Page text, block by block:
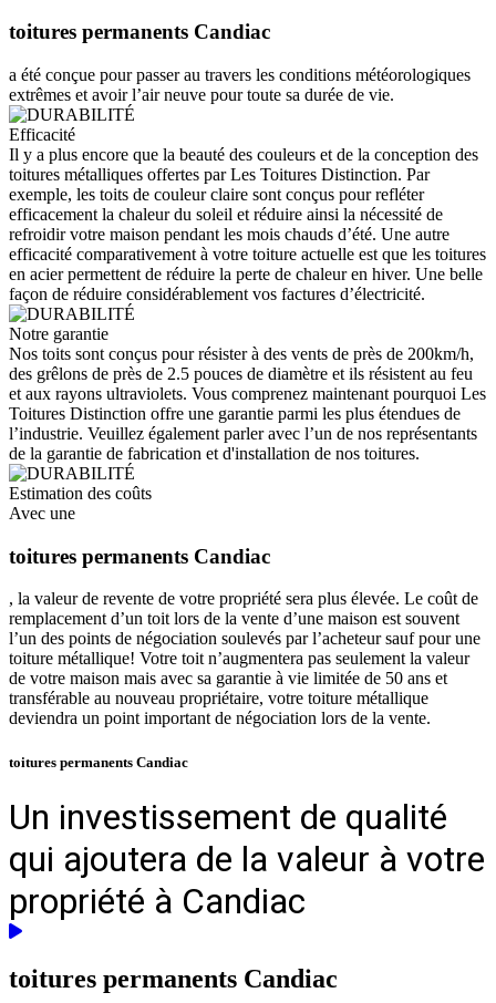
toitures permanents Candiac
a été conçue pour passer au travers les conditions météorologiques
extrêmes et avoir l’air neuve pour toute sa durée de vie.
Efficacité
Il y a plus encore que la beauté des couleurs et de la conception des
toitures métalliques offertes par Les Toitures Distinction. Par
exemple, les toits de couleur claire sont conçus pour refléter
efficacement la chaleur du soleil et réduire ainsi la nécessité de
refroidir votre maison pendant les mois chauds d’été. Une autre
efficacité comparativement à votre toiture actuelle est que les toitures
en acier permettent de réduire la perte de chaleur en hiver. Une belle
façon de réduire considérablement vos factures d’électricité.
Notre garantie
Nos toits sont conçus pour résister à des vents de près de 200km/h,
des grêlons de près de 2.5 pouces de diamètre et ils résistent au feu
et aux rayons ultraviolets. Vous comprenez maintenant pourquoi Les
Toitures Distinction offre une garantie parmi les plus étendues de
l’industrie. Veuillez également parler avec l’un de nos représentants
de la garantie de fabrication et d'installation de nos toitures.
Estimation des coûts
Avec une
toitures permanents Candiac
, la valeur de revente de votre propriété sera plus élevée. Le coût de
remplacement d’un toit lors de la vente d’une maison est souvent
l’un des points de négociation soulevés par l’acheteur sauf pour une
toiture métallique! Votre toit n’augmentera pas seulement la valeur
de votre maison mais avec sa garantie à vie limitée de 50 ans et
transférable au nouveau propriétaire, votre toiture métallique
deviendra un point important de négociation lors de la vente.
toitures permanents Candiac
Un investissement de qualité
qui ajoutera de la valeur à votre
propriété à Candiac
toitures permanents Candiac